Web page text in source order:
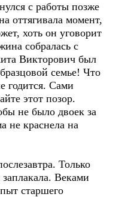
с работы позже
оттягивала момент,
хоть он уговорит
собралась с
Викторович был
семье! Что
годится. Сами
этот позор.
не было двоек за
не краснела на
Только
Веками
старшего